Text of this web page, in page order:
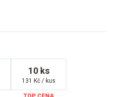
10 ks
131 Kč / kus